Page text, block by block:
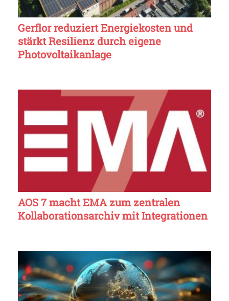
Gerflor reduziert Energiekosten und
stärkt Resilienz durch eigene
Photovoltaikanlage
AOS 7 macht EMA zum zentralen
Kollaborationsarchiv mit Integrationen